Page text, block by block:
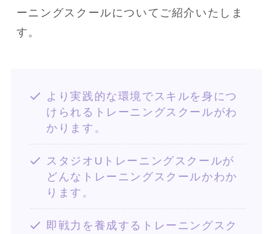
ーニングスクールについてご紹介いたしま
す。
より実践的な環境でスキルを身につ
けられるトレーニングスクールがわ
かります。
スタジオUトレーニングスクールが
どんなトレーニングスクールかわか
ります。
即戦力を養成するトレーニングスク